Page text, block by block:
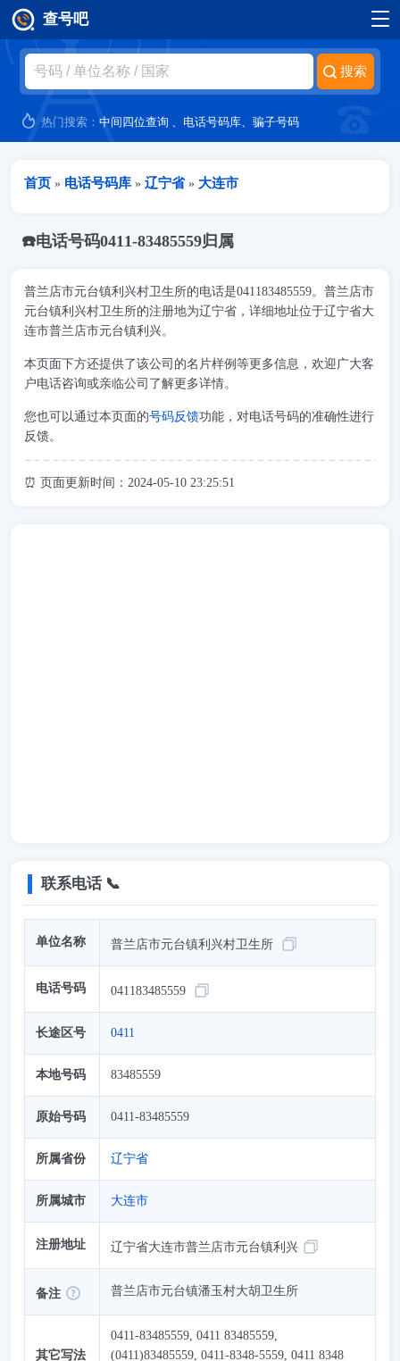
跳转到主要内容
查号吧
热门搜索：中间四位查询 、 电话号码库、骗子号码
当前位置
首页 » 电话号码库 » 辽宁省 » 大连市
☎️电话号码0411-83485559归属
普兰店市元台镇利兴村卫生所的电话是041183485559。普兰店市
元台镇利兴村卫生所的注册地为辽宁省，详细地址位于辽宁省大
连市普兰店市元台镇利兴。
本页面下方还提供了该公司的名片样例等更多信息，欢迎广大客
户电话咨询或亲临公司了解更多详情。
您也可以通过本页面的号码反馈功能，对电话号码的准确性进行
反馈。
⏰ 页面更新时间：2024-05-10 23:25:51
联系电话 📞
单位名称 普兰店市元台镇利兴村卫生所
电话号码 041183485559
长途区号 0411
本地号码 83485559
原始号码 0411-83485559
所属省份 辽宁省
所属城市 大连市
注册地址 辽宁省大连市普兰店市元台镇利兴
备注 普兰店市元台镇潘玉村大胡卫生所
其它写法
0411-83485559, 0411 83485559,
(0411)83485559, 0411-8348-5559, 0411 8348